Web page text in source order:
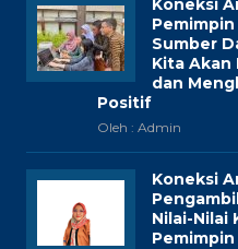
Koneksi
Sumber
Kita Akan
dan
Positif
Oleh : Admin
Koneksi
Nilai-Nilai
Pemimpin